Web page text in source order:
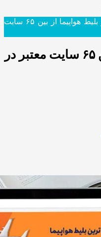
رزرو بلیط هواپیما از بین ۶۵ سایت
رزرو بلیط هواپیما از بین ۶۵ سایت معتبر در